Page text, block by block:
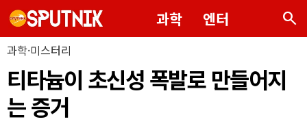
과학 엔터 search
과학·미스터리
티타늄이 초신성 폭발로 만들어지
는 증거